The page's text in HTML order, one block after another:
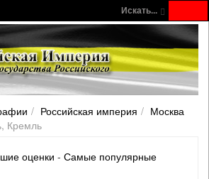
Искать...
Российская империя
Москва
Кремль
оценки - Самые популярные